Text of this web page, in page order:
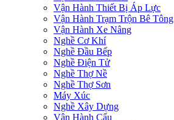
Vận Hành Thiết Bị Áp Lực
Vận Hành Trạm Trộn Bê Tông
Vận Hành Xe Nâng
Nghề Cơ Khí
Nghề Đầu Bếp
Nghề Điện Tử
Nghề Thợ Nề
Nghề Thợ Sơn
Máy Xúc
Nghề Xây Dựng
Vận Hành Cẩu